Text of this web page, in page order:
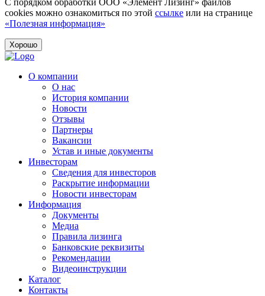
С порядком обработки ООО «Элемент Лизинг» файлов
cookies можно ознакомиться по этой ссылке или на странице
«Полезная информация»
Хорошо
О компании
О нас
История компании
Новости
Отзывы
Партнеры
Вакансии
Устав и иные документы
Инвесторам
Сведения для инвесторов
Раскрытие информации
Новости инвесторам
Информация
Документы
Медиа
Правила лизинга
Банковские реквизиты
Рекомендации
Видеоинструкции
Каталог
Контакты